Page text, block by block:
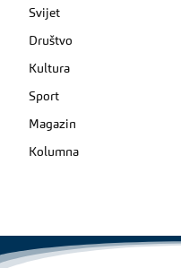
Svijet
Društvo
Kultura
Sport
Magazin
Kolumna